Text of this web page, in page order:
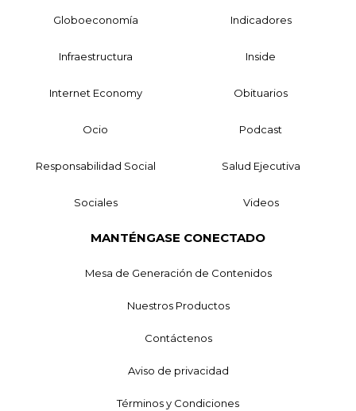
Globoeconomía Indicadores
Infraestructura Inside
Internet Economy Obituarios
Ocio Podcast
Responsabilidad Social Salud Ejecutiva
Sociales Videos
MANTÉNGASE CONECTADO
Mesa de Generación de Contenidos
Nuestros Productos
Contáctenos
Aviso de privacidad
Términos y Condiciones